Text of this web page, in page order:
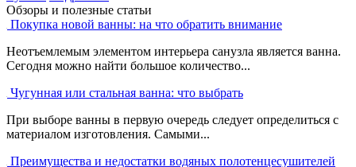
Обзоры и полезные статьи
Покупка новой ванны: на что обратить внимание
Неотъемлемым элементом интерьера санузла является ванна.
Сегодня можно найти большое количество...
Чугунная или стальная ванна: что выбрать
При выборе ванны в первую очередь следует определиться с
материалом изготовления. Самыми...
Преимущества и недостатки водяных полотенцесушителей